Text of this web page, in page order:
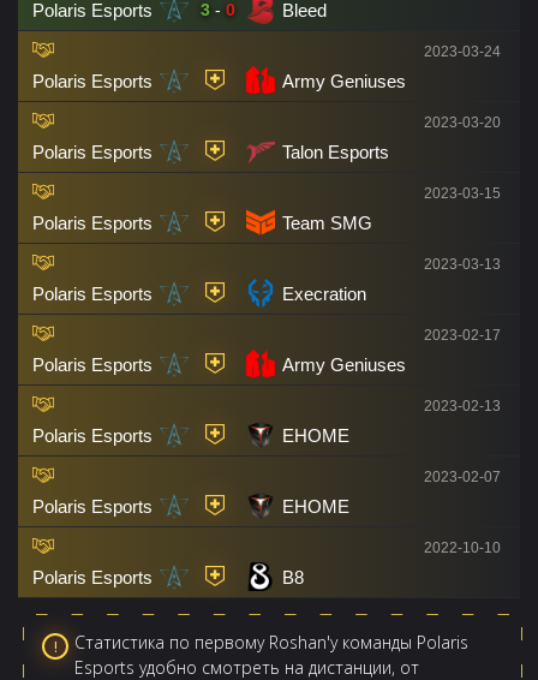
Polaris Esports 3 - 0 Bleed
Polaris Esports Army Geniuses
2023-03-24
Polaris Esports Talon Esports
2023-03-20
Polaris Esports Team SMG
2023-03-15
Polaris Esports Execration
2023-03-13
Polaris Esports Army Geniuses
2023-02-17
Polaris Esports EHOME
2023-02-13
Polaris Esports EHOME
2023-02-07
Polaris Esports B8
2022-10-10
Статистика по первому Roshan'у команды Polaris
Esports удобно смотреть на дистанции, от